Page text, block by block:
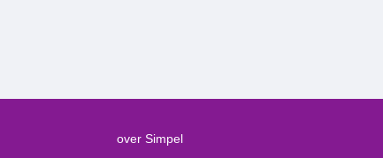
over Simpel